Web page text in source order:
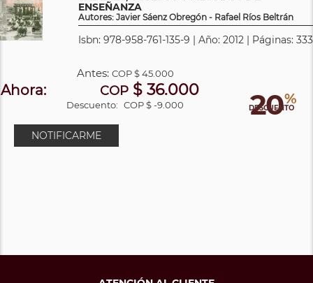
ENSEÑANZA
Autores: Javier Sáenz Obregón - Rafael Ríos Beltrán
Isbn: 978-958-761-135-9 | Año: 2012 | Páginas: 333
20%
DESCUENTO
Antes: COP$ 45.000
Ahora: COP $ 36.000
Descuento: COP $ -9.000
NOTIFICARME